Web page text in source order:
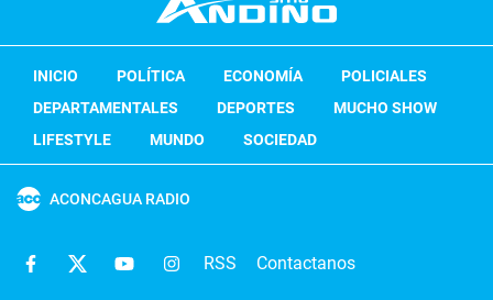
INICIO POLÍTICA ECONOMÍA
POLICIALES
DEPARTAMENTALES
DEPORTES
MUCHO SHOW
LIFESTYLE
MUNDO SOCIEDAD
ACONCAGUA RADIO
RSS Contactanos